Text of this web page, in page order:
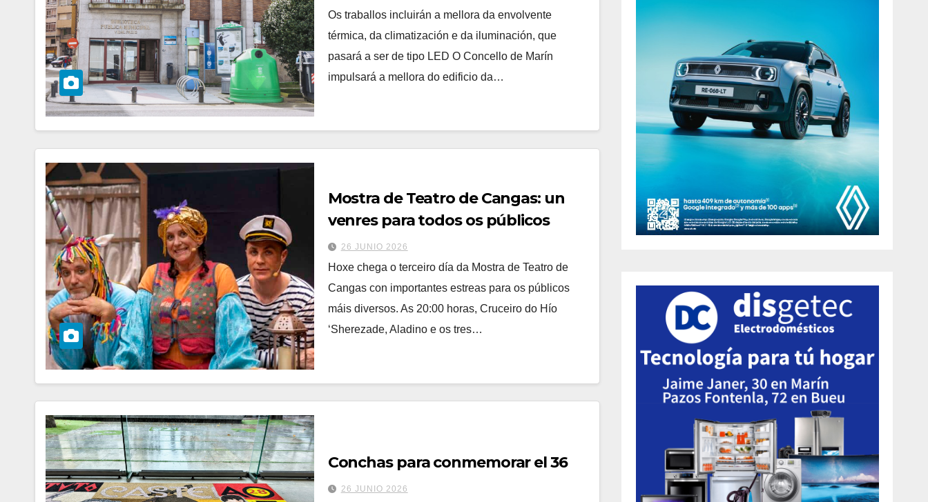
euros
Os traballos incluirán a mellora da envolvente
térmica, da climatización e da iluminación, que
pasará a ser de tipo LED O Concello de Marín
impulsará a mellora do edificio da…
Mostra de Teatro de Cangas: un
venres para todos os públicos
26 JUNIO 2026
Hoxe chega o terceiro día da Mostra de Teatro de
Cangas con importantes estreas para os públicos
máis diversos. As 20:00 horas, Cruceiro do Hío
‘Sherezade, Aladino e os tres…
Conchas para conmemorar el 36
26 JUNIO 2026